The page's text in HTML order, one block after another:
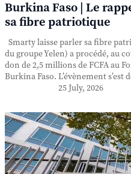
Burkina Faso | Le
sa fibre patriotique
Smarty laisse parler sa fibre
du groupe Yelen) a procédé, au
don de 2,5 millions de FCFA au
Burkina Faso. L’évènement s’est
25 July, 2026